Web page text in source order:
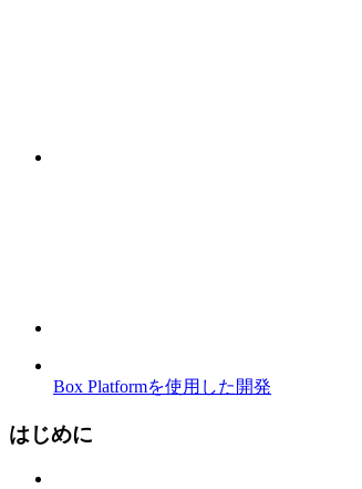
Box Platformを使用した開発
はじめに